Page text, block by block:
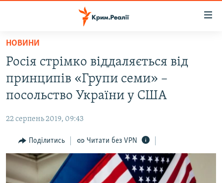
Перейти
основного
матеріалу
Перейти
до
основної
навігації
Перейти
до
пошуку
ВОДА.КРИМ
ВІДЕО ТА ФОТО
БЛОГИ
ПОГЛЯД
ІНТЕРВ'Ю
ВСЕ ЗА ДЕНЬ
НОВИНИ
Росія стрімко віддаляється від
принципів «Групи семи» –
посольство України у США
22 серпень 2019, 09:43
Поділитись Читати без VPN